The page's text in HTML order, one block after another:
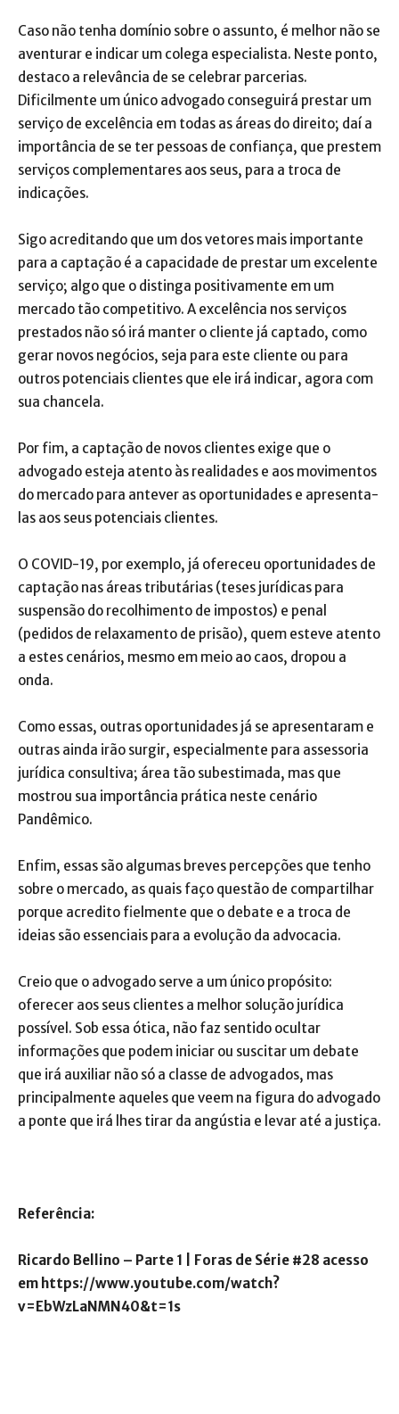
Caso não tenha domínio sobre o assunto, é melhor não se
aventurar e indicar um colega especialista. Neste ponto,
destaco a relevância de se celebrar parcerias.
Dificilmente um único advogado conseguirá prestar um
serviço de excelência em todas as áreas do direito; daí a
importância de se ter pessoas de confiança, que prestem
serviços complementares aos seus, para a troca de
indicações.
Sigo acreditando que um dos vetores mais importante
para a captação é a capacidade de prestar um excelente
serviço; algo que o distinga positivamente em um
mercado tão competitivo. A excelência nos serviços
prestados não só irá manter o cliente já captado, como
gerar novos negócios, seja para este cliente ou para
outros potenciais clientes que ele irá indicar, agora com
sua chancela.
Por fim, a captação de novos clientes exige que o
advogado esteja atento às realidades e aos movimentos
do mercado para antever as oportunidades e apresenta-
las aos seus potenciais clientes.
O COVID-19, por exemplo, já ofereceu oportunidades de
captação nas áreas tributárias (teses jurídicas para
suspensão do recolhimento de impostos) e penal
(pedidos de relaxamento de prisão), quem esteve atento
a estes cenários, mesmo em meio ao caos, dropou a
onda.
Como essas, outras oportunidades já se apresentaram e
outras ainda irão surgir, especialmente para assessoria
jurídica consultiva; área tão subestimada, mas que
mostrou sua importância prática neste cenário
Pandêmico.
Enfim, essas são algumas breves percepções que tenho
sobre o mercado, as quais faço questão de compartilhar
porque acredito fielmente que o debate e a troca de
ideias são essenciais para a evolução da advocacia.
Creio que o advogado serve a um único propósito:
oferecer aos seus clientes a melhor solução jurídica
possível. Sob essa ótica, não faz sentido ocultar
informações que podem iniciar ou suscitar um debate
que irá auxiliar não só a classe de advogados, mas
principalmente aqueles que veem na figura do advogado
a ponte que irá lhes tirar da angústia e levar até a justiça.
Referência:
Ricardo Bellino – Parte 1 | Foras de Série #28 acesso
em https://www.youtube.com/watch?
v=EbWzLaNMN40&t=1s